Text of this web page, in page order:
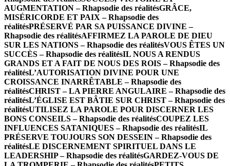
AUGMENTATION – Rhapsodie des réalitésGRÂCE,
MISÉRICORDE ET PAIX – Rhapsodie des
réalitésPRÉSERVÉ PAR SA PUISSANCE DIVINE –
Rhapsodie des réalitésAFFIRMEZ LA PAROLE DE DIEU
SUR LES NATIONS – Rhapsodie des réalitésVOUS ÊTES UN
SUCCÈS – Rhapsodie des réalitésIL NOUS A RENDUS
GRANDS ET A FAIT DE NOUS DES ROIS – Rhapsodie des
réalitésL’AUTORISATION DIVINE POUR UNE
CROISSANCE INARRÊTABLE – Rhapsodie des
réalitésCHRIST – LA PIERRE ANGULAIRE – Rhapsodie des
réalitésL’ÉGLISE EST BÂTIE SUR CHRIST – Rhapsodie des
réalitésUTILISEZ LA PAROLE POUR DISCERNER LES
BONS CONSEILS – Rhapsodie des réalitésCOUPEZ LES
INFLUENCES SATANIQUES – Rhapsodie des réalitésIL
PRÉSERVE TOUJOURS SON DESSEIN – Rhapsodie des
réalitésLE DISCERNEMENT SPIRITUEL DANS LE
LEADERSHIP – Rhapsodie des réalitésGARDEZ-VOUS DE